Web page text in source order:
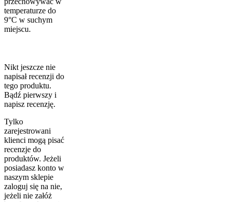
temperaturze do
9°C w suchym
miejscu.
Nikt jeszcze nie
napisał recenzji do
tego produktu.
Bądź pierwszy i
napisz recenzję.
Tylko
zarejestrowani
klienci mogą pisać
recenzje do
produktów. Jeżeli
posiadasz konto w
naszym sklepie
zaloguj się na nie,
jeżeli nie załóż